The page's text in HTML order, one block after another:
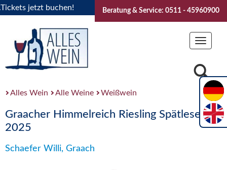
jetzt buchen! "Das Sommerfest 2026" Vive la
Beratung & Service: 0511 - 45960900
Toggle
Alles Wein Alle Weine Weißwein
Graacher Himmelreich Riesling Spätlese
2025
Schaefer Willi, Graach